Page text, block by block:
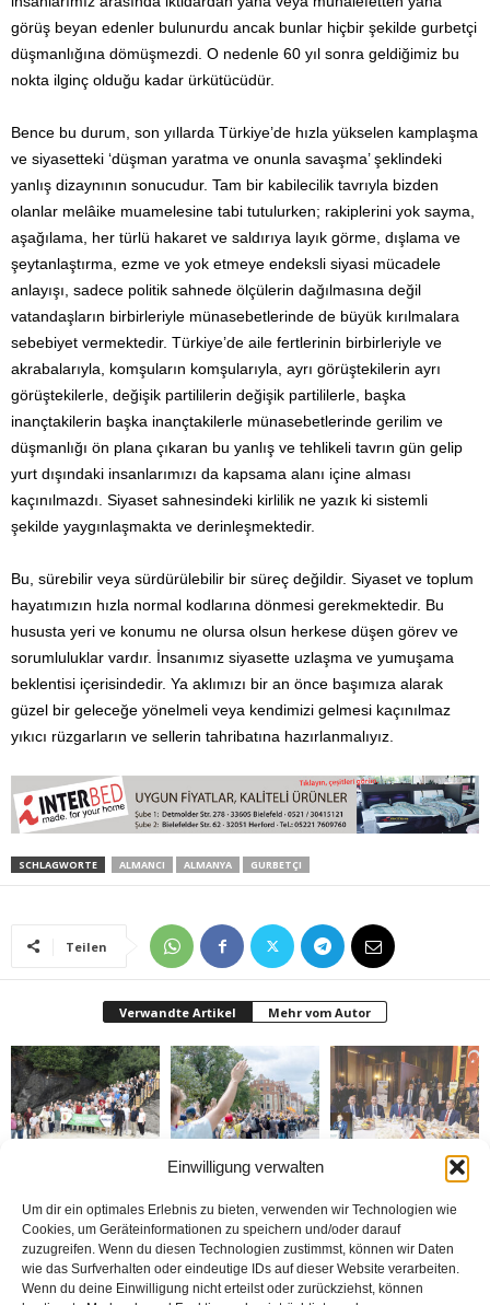
Einwilligung verwalten
Um dir ein optimales Erlebnis zu bieten, verwenden wir Technologien wie
Cookies, um Geräteinformationen zu speichern und/oder darauf
zuzugreifen. Wenn du diesen Technologien zustimmst, können wir Daten
wie das Surfverhalten oder eindeutige IDs auf dieser Website verarbeiten.
Wenn du deine Einwilligung nicht erteilst oder zurückziehst, können
görüş beyan edenler bulunurdu ancak bunlar hiçbir şekilde gurbetçi
düşmanlığına dömüşmezdi. O nedenle 60 yıl sonra geldiğimiz bu
nokta ilginç olduğu kadar ürkütücüdür.
Bence bu durum, son yıllarda Türkiye’de hızla yükselen kamplaşma
ve siyasetteki ‘düşman yaratma ve onunla savaşma’ şeklindeki
yanlış dizaynının sonucudur. Tam bir kabilecilik tavrıyla bizden
olanlar melâike muamelesine tabi tutulurken; rakiplerini yok sayma,
aşağılama, her türlü hakaret ve saldırıya layık görme, dışlama ve
şeytanlaştırma, ezme ve yok etmeye endeksli siyasi mücadele
anlayışı, sadece politik sahnede ölçülerin dağılmasına değil
vatandaşların birbirleriyle münasebetlerinde de büyük kırılmalara
sebebiyet vermektedir. Türkiye’de aile fertlerinin birbirleriyle ve
akrabalarıyla, komşuların komşularıyla, ayrı görüştekilerin ayrı
görüştekilerle, değişik partililerin değişik partililerle, başka
inançtakilerin başka inançtakilerle münasebetlerinde gerilim ve
düşmanlığı ön plana çıkaran bu yanlış ve tehlikeli tavrın gün gelip
yurt dışındaki insanlarımızı da kapsama alanı içine alması
kaçınılmazdı. Siyaset sahnesindeki kirlilik ne yazık ki sistemli
şekilde yaygınlaşmakta ve derinleşmektedir.
Bu, sürebilir veya sürdürülebilir bir süreç değildir. Siyaset ve toplum
hayatımızın hızla normal kodlarına dönmesi gerekmektedir. Bu
hususta yeri ve konumu ne olursa olsun herkese düşen görev ve
sorumluluklar vardır. İnsanımız siyasette uzlaşma ve yumuşama
beklentisi içerisindedir. Ya aklımızı bir an önce başımıza alarak
güzel bir geleceğe yönelmeli veya kendimizi gelmesi kaçınılmaz
yıkıcı rüzgarların ve sellerin tahribatına hazırlanmalıyız.
SCHLAGWORTE ALMANCI ALMANYA GURBETÇI
Teilen
Verwandte Artikel Mehr vom Autor
Brandmauer adé: Die
AfD und das Versagen
MÜSİAD Genel Başkanı
buluşturduğu bir
noktada birleşti“